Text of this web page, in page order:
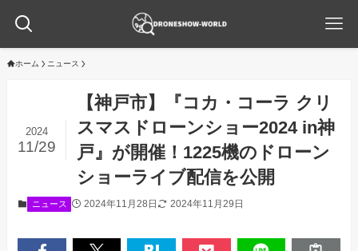
ホーム ニュース
【神戸市】『コカ・コーラ クリ
スマスドローンショー2024 in神
戸』が開催！1225機のドローン
ショーライブ配信を公開
2024
11/29
ニュース 2024年11月28日 2024年11月29日